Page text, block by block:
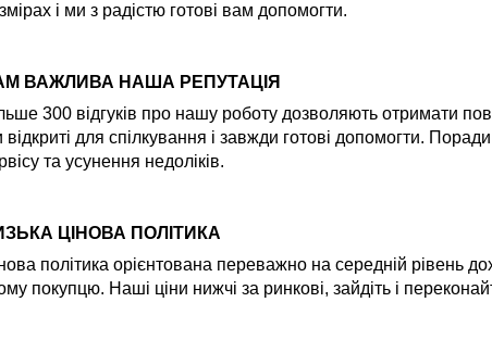
і ми з радістю готові вам допомогти.
ВАЖЛИВА НАША РЕПУТАЦІЯ
300 відгуків про нашу роботу дозволяють отримати
відкриті для спілкування і завжди готові допомогти.
та усунення недоліків.
ЦІНОВА ПОЛІТИКА
політика орієнтована переважно на середній рівень
покупцю. Наші ціни нижчі за ринкові, зайдіть і